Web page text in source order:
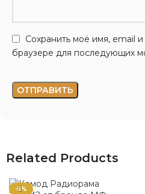
Сохранить моё имя, email
браузере для последующих
Related Products
-5%